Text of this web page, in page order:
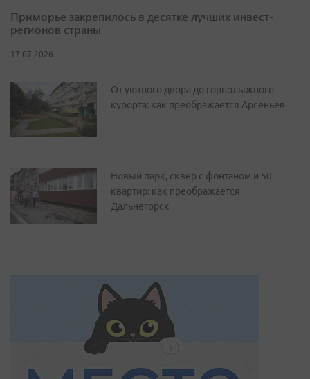
Приморье закрепилось в десятке лучших инвест-
регионов страны
17.07.2026
От уютного двора до горнолыжного
курорта: как преображается Арсеньев
Новый парк, сквер с фонтаном и 50
квартир: как преображается
Дальнегорск